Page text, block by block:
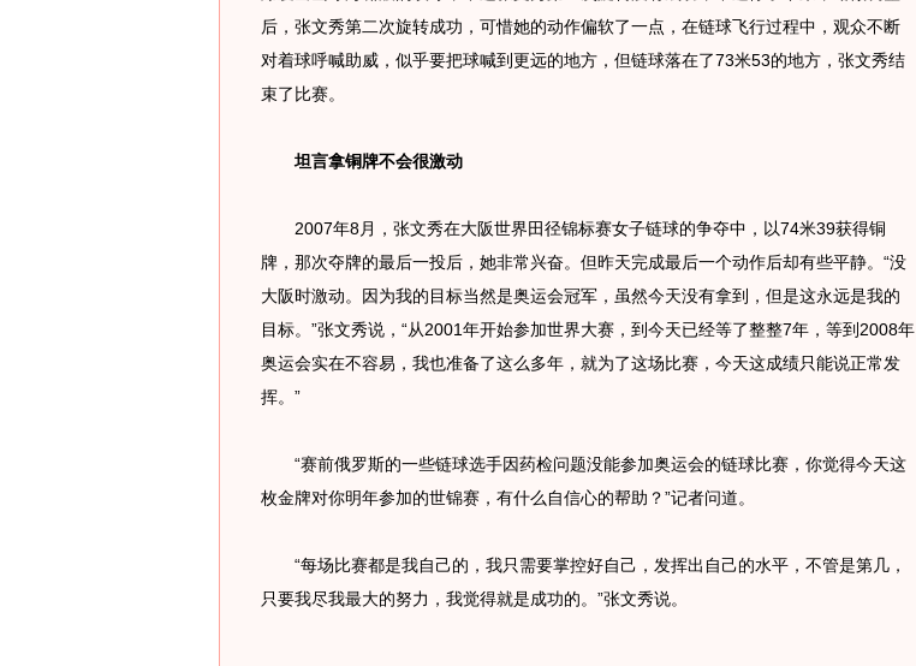
后，张文秀第二次旋转成功，可惜她的动作偏软了一点，在链球飞行过程中，观众不断
对着球呼喊助威，似乎要把球喊到更远的地方，但链球落在了73米53的地方，张文秀结
束了比赛。
坦言拿铜牌不会很激动
2007年8月，张文秀在大阪世界田径锦标赛女子链球的争夺中，以74米39获得铜
牌，那次夺牌的最后一投后，她非常兴奋。但昨天完成最后一个动作后却有些平静。“没
大阪时激动。因为我的目标当然是奥运会冠军，虽然今天没有拿到，但是这永远是我的
目标。”张文秀说，“从2001年开始参加世界大赛，到今天已经等了整整7年，等到2008年
奥运会实在不容易，我也准备了这么多年，就为了这场比赛，今天这成绩只能说正常发
挥。”
“赛前俄罗斯的一些链球选手因药检问题没能参加奥运会的链球比赛，你觉得今天这
枚金牌对你明年参加的世锦赛，有什么自信心的帮助？”记者问道。
“每场比赛都是我自己的，我只需要掌控好自己，发挥出自己的水平，不管是第几，
只要我尽我最大的努力，我觉得就是成功的。”张文秀说。